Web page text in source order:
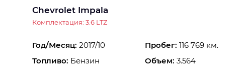
Chevrolet Impala
Комплектация: 3.6 LTZ
Год/Месяц: 2017/10 Пробег: 116 769 км.
Топливо: Бензин Объем: 3.564